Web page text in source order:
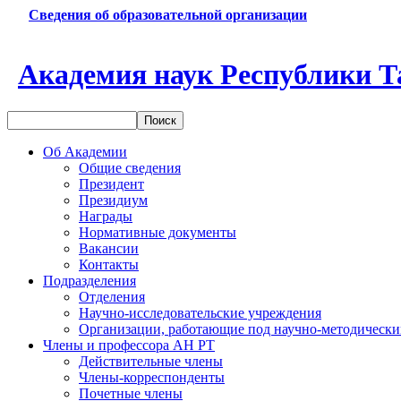
Сведения об образовательной организации
Академия наук Республики
Об Академии
Общие сведения
Президент
Президиум
Награды
Нормативные документы
Вакансии
Контакты
Подразделения
Отделения
Научно-исследовательские учреждения
Организации, работающие под научно-
Члены и профессора АН РТ
Действительные члены
Члены-корреспонденты
Почетные члены